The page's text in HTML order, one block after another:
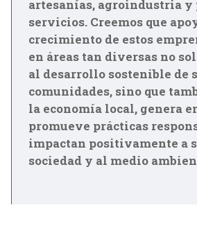
artesanías, agroindustria y
servicios. Creemos que
crecimiento de estos
en áreas tan diversas no
al desarrollo sostenible de
comunidades, sino que
la economía local, genera
promueve prácticas
impactan positivamente a
sociedad y al medio